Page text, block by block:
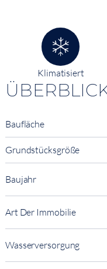
Klimatisiert
Baufläche
Grundstücksgröße
Baujahr
Art Der Immobilie
Wasserversorgung